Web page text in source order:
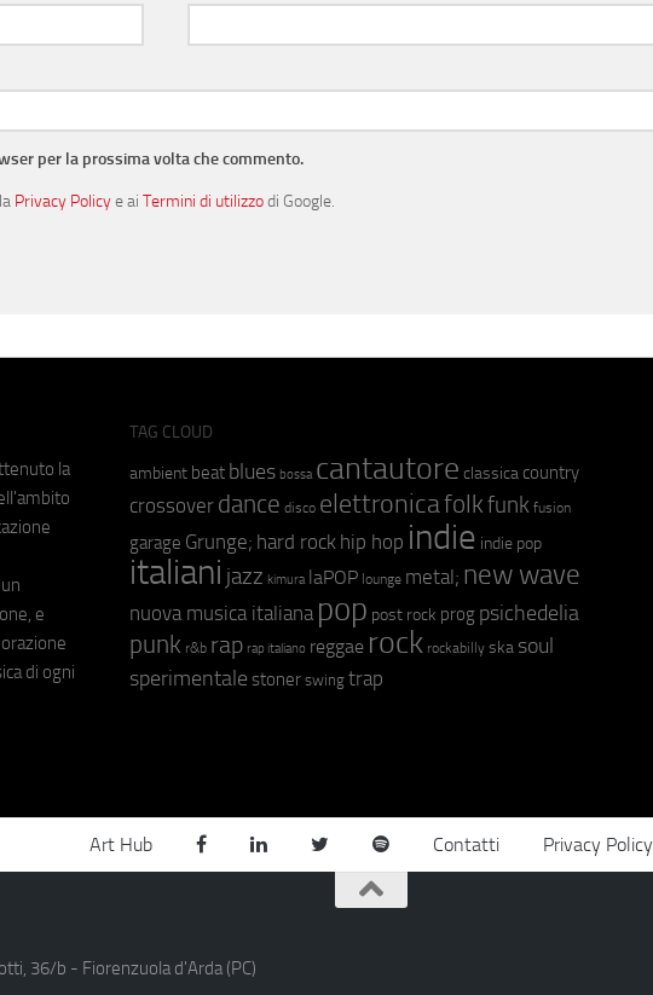
per la prossima volta che commento.
Privacy Policye ai Termini di utilizzodi Google.
la
e
di ogni
TAG CLOUD
ambient beat blues bossa cantautore classica country
crossover dance disco elettronicafolkfunk fusion
garage Grunge; hard rock hip hop indie indie pop
italiani jazz kimura laPOP lounge metal; new wave
nuova musica italiana pop post rock prog psichedelia
punk r&b rap rap italiano reggae rock rockabilly ska soul
sperimentale stoner swing trap
Art Hub Contatti Privacy Policy
36/b - Fiorenzuola d'Arda (PC)